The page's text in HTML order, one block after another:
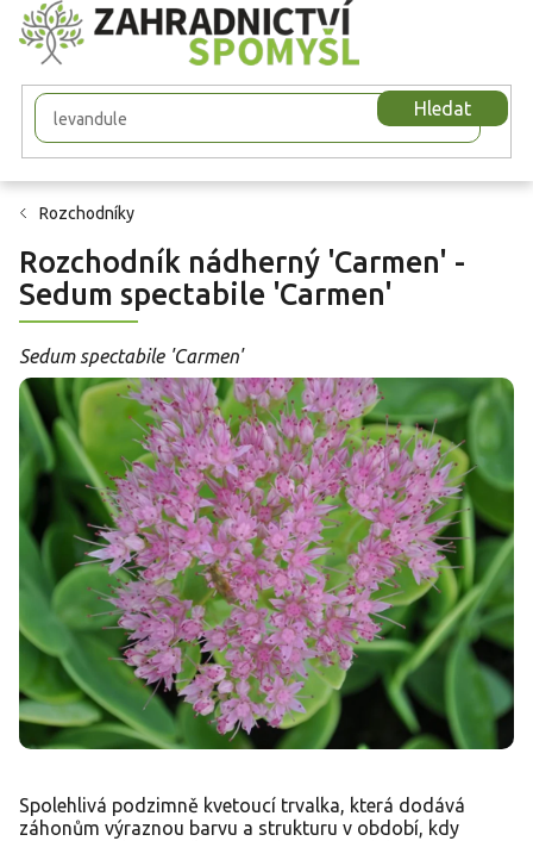
Přejít
na
obsah
Hledat
Rozchodníky
Rozchodník nádherný 'Carmen' -
Sedum spectabile 'Carmen'
Sedum spectabile 'Carmen'
Spolehlivá podzimně kvetoucí trvalka, která dodává
záhonům výraznou barvu a strukturu v období, kdy